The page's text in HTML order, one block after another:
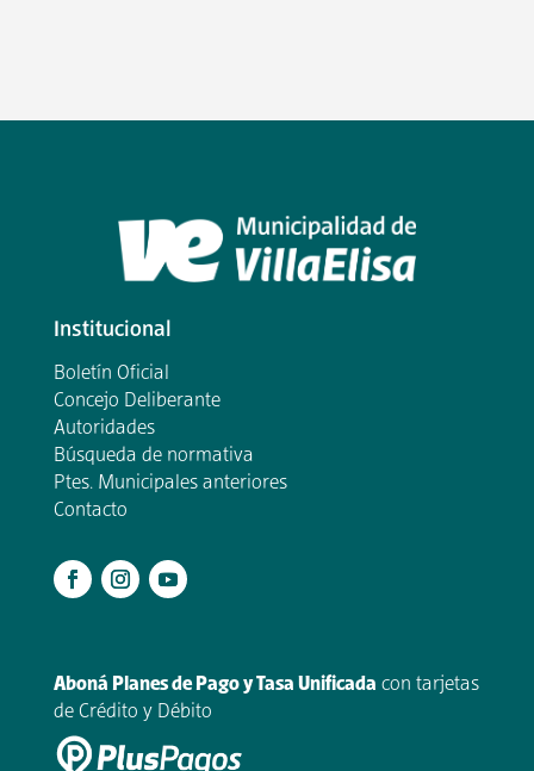
Institucional
Boletín Oficial
Concejo Deliberante
Autoridades
Búsqueda de normativa
Ptes. Municipales anteriores
Contacto
Aboná Planes de Pago y Tasa Unificada con tarjetas
de Crédito y Débito